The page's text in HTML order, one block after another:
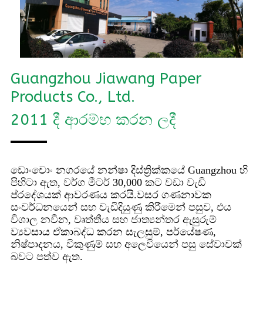
Guangzhou Jiawang Paper
Products Co., Ltd.
2011 දී ආරම්භ කරන ලදී
ඩොංචොං නගරයේ නන්ෂා දිස්ත්‍රික්කයේ Guangzhou හි
පිහිටා ඇත, වර්ග මීටර් 30,000 කට වඩා වැඩි
ප්රදේශයක් ආවරණය කරයි.වසර ගණනාවක
සංවර්ධනයෙන් සහ වැඩිදියුණු කිරීමෙන් පසුව, එය
විශාල නවීන, වෘත්තීය සහ ජාත්‍යන්තර ඇසුරුම්
ව්‍යවසාය ඒකාබද්ධ කරන සැලසුම්, පර්යේෂණ,
නිෂ්පාදනය, විකුණුම් සහ අලෙවියෙන් පසු සේවාවක්
බවට පත්ව ඇත.